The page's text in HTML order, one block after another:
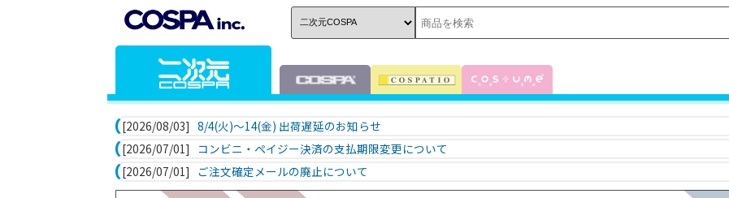
[2026/08/03] 8/4(火)～14(金) 出荷遅延のお知らせ
[2026/07/01]
コンビニ・ペイジー決済の支払期限変更について
[2026/07/01]
ご注文確定メールの廃止について